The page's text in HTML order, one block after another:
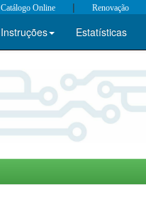
Catálogo Online | Renovação
Instruções Estatísticas